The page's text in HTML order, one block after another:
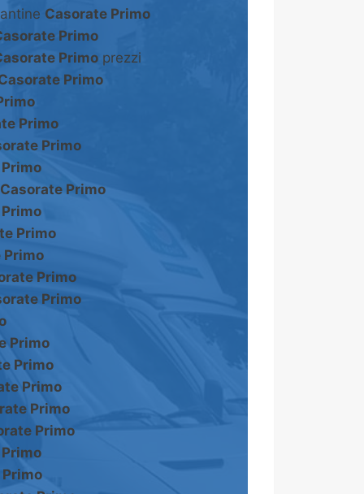
Casorate Primo
Primo
Primo prezzi
Primo
Primo
Primo
Casorate Primo
Primo
Primo
Primo
Primo
Primo
Primo
Primo
Primo
Primo